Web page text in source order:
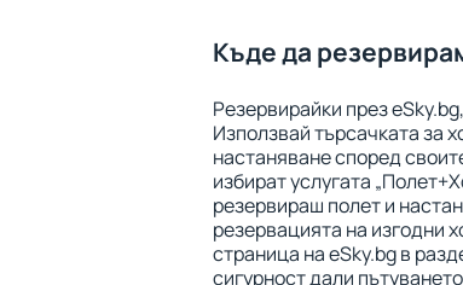
Къде да
Резервирайки през
Използвай търсачката за
настаняване според
избират услугата
резервираш полет и
резервацията на изгодни
страница на eSky.bg в
сигурност дали